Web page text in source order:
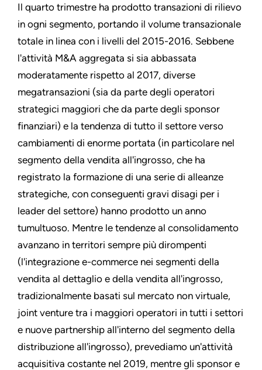
Il quarto trimestre ha prodotto transazioni di rilievo
in ogni segmento, portando il volume transazionale
totale in linea con i livelli del 2015-2016. Sebbene
l'attività M&A aggregata si sia abbassata
moderatamente rispetto al 2017, diverse
megatransazioni (sia da parte degli operatori
strategici maggiori che da parte degli sponsor
finanziari) e la tendenza di tutto il settore verso
cambiamenti di enorme portata (in particolare nel
segmento della vendita all'ingrosso, che ha
registrato la formazione di una serie di alleanze
strategiche, con conseguenti gravi disagi per i
leader del settore) hanno prodotto un anno
tumultuoso. Mentre le tendenze al consolidamento
avanzano in territori sempre più dirompenti
(l'integrazione e-commerce nei segmenti della
vendita al dettaglio e della vendita all'ingrosso,
tradizionalmente basati sul mercato non virtuale,
joint venture tra i maggiori operatori in tutti i settori
e nuove partnership all'interno del segmento della
distribuzione all'ingrosso), prevediamo un'attività
acquisitiva costante nel 2019, mentre gli sponsor e